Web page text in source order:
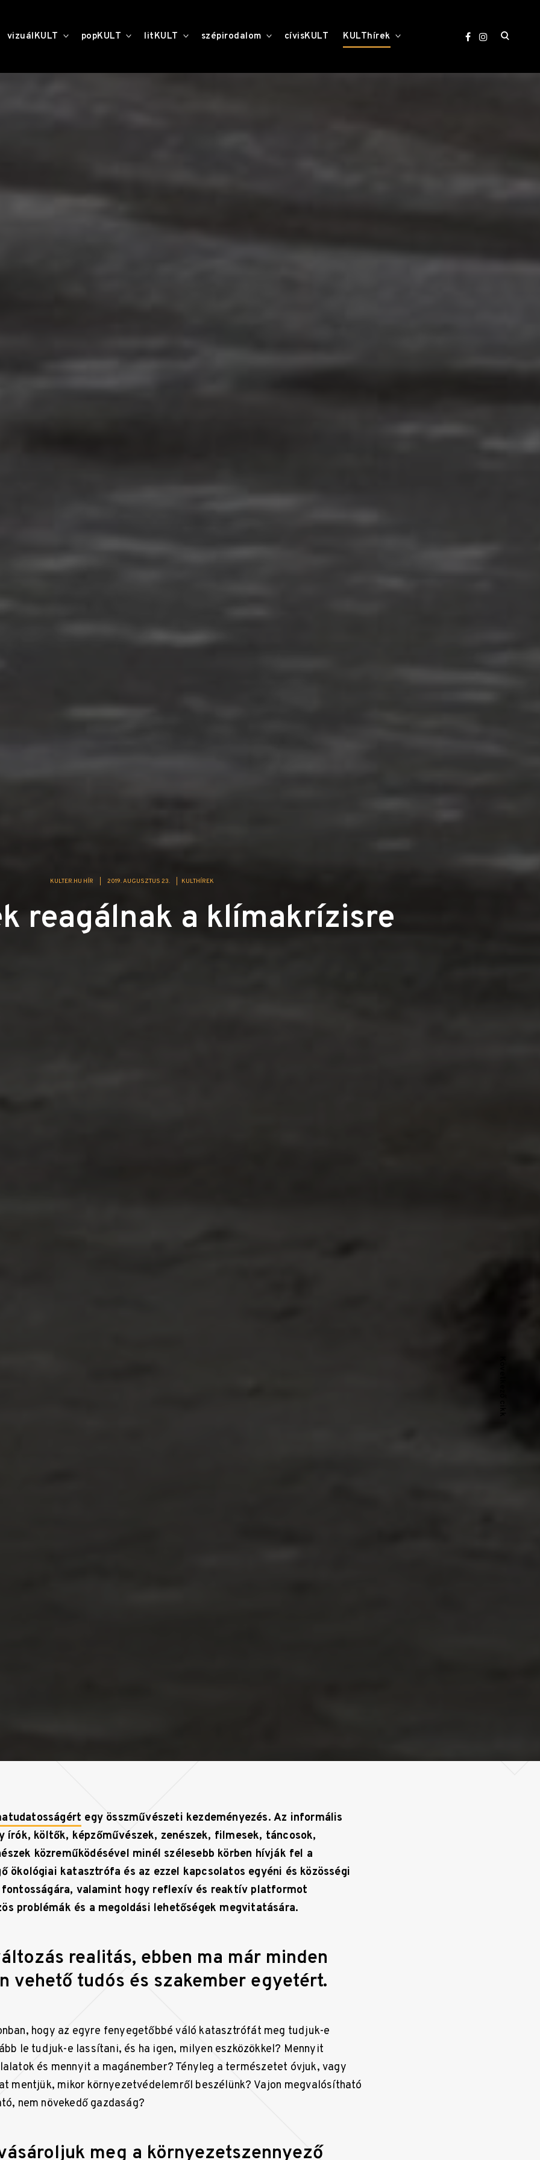
vizuálKULT toggle
child
popKULT toggle
child
litKULT toggle
child
szépirodalom toggle
childcívisKULT KULThírek
open
KULTER.HU HÍR 2019. AUGUSZTUS 23. KULTHÍREK
reagálnak a klímakrízisre
egy összművészeti kezdeményezés. Az informális
írók, költők, képzőművészek, zenészek, filmesek, táncosok,
közreműködésével minél szélesebb körben hívják fel a
ökológiai katasztrófa és az ezzel kapcsolatos egyéni és közösségi
valamint hogy reflexív és reaktív platformot
problémák és a megoldási lehetőségek megvitatására.
realitás, ebben ma már minden
vehető tudós és szakember egyetért.
hogy az egyre fenyegetőbbé váló katasztrófát meg tudjuk-e
le tudjuk-e lassítani, és ha igen, milyen eszközökkel? Mennyit
és mennyit a magánember? Tényleg a természetet óvjuk, vagy
mentjük, mikor környezetvédelemről beszélünk? Vajon megvalósítható
nem növekedő gazdaság?
meg a környezetszennyező